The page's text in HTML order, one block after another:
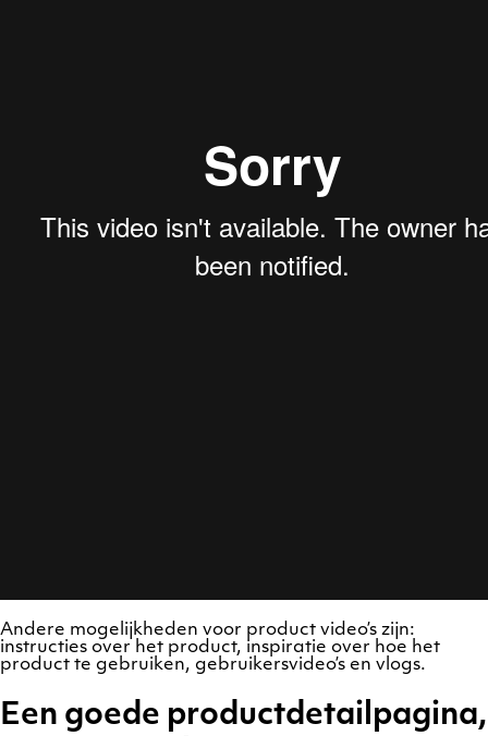
Andere mogelijkheden voor product video’s zijn:
instructies over het product, inspiratie over hoe het
product te gebruiken, gebruikersvideo’s en vlogs.
Een goede productdetailpagina,